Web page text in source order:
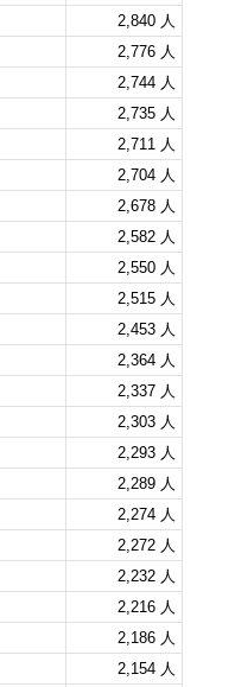
2,840 人
2,776 人
2,744 人
2,735 人
2,711 人
2,704 人
2,678 人
2,582 人
2,550 人
2,515 人
2,453 人
2,364 人
2,337 人
2,303 人
2,293 人
2,289 人
2,274 人
2,272 人
2,232 人
2,216 人
2,186 人
2,154 人